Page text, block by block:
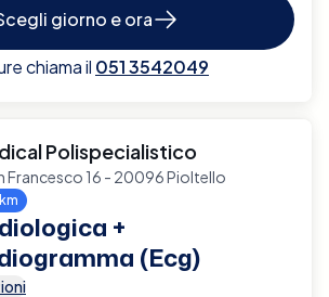
giorno e ora
chiama il 051 3542049
Polispecialistico
Francesco 16 - 20096 Pioltello
+
(Ecg)